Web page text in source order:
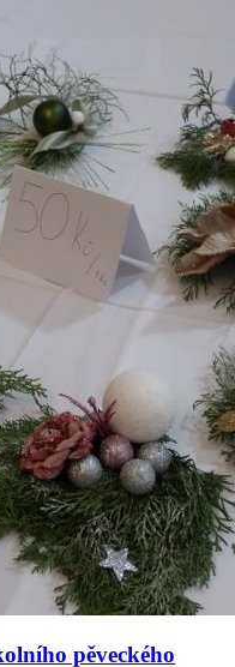
pěveckého